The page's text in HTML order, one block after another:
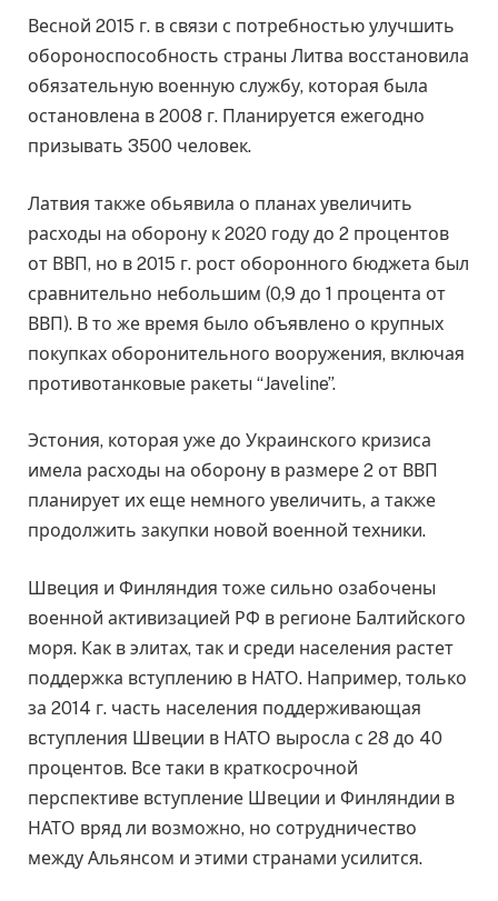
Весной 2015 г. в связи с потребностью улучшить
обороноспособность страны Литва восстановила
обязательную военную службу, которая была
остановлена в 2008 г. Планируется ежегодно
призывать 3500 человек.
Латвия также обьявила о планах увеличить
расходы на оборону к 2020 году до 2 процентов
от ВВП, но в 2015 г. рост оборонного бюджета был
сравнительно небольшим (0,9 до 1 процента от
ВВП). В то же время было объявлено о крупных
покупках оборонительного вооружения, включая
противотанковые ракеты “Javeline”.
Эстония, которая уже до Украинского кризиса
имела расходы на оборону в размере 2 от ВВП
планирует их еще немного увеличить, а также
продолжить закупки новой военной техники.
Швеция и Финляндия тоже сильно озабочены
военной активизацией РФ в регионе Балтийского
моря. Как в элитах, так и среди населения растет
поддержка вступлению в НАТО. Например, только
за 2014 г. часть населения поддерживающая
вступления Швеции в НАТО выросла с 28 до 40
процентов. Все таки в краткосрочной
перспективе вступление Швеции и Финляндии в
НАТО вряд ли возможно, но сотрудничество
между Альянсом и этими странами усилится.